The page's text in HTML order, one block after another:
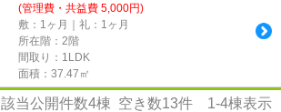
(管理費・共益費 5,000円)
敷：1ヶ月｜礼：1ヶ月
所在階：2階
間取り：1LDK
面積：37.47㎡
該当公開件数4棟 空き数13件 1-4棟表示